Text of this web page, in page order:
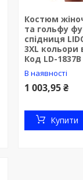
Костюм
та гольфу
спідниця
3XL кольори
Код LD-1837B
В наявності
1 003,95 ₴
Купити